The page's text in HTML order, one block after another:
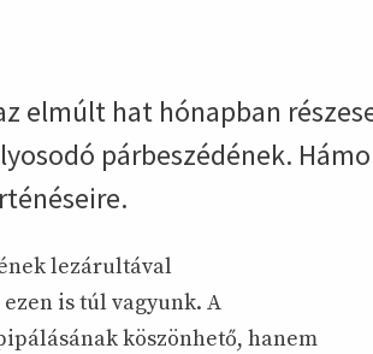
elmúlt hat hónapban
párbeszédének.
lezárultával
is túl vagyunk. A
köszönhető, hanem